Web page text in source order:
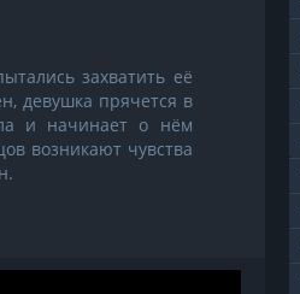
захватить её
девушка прячется в
и начинает о нём
возникают чувства